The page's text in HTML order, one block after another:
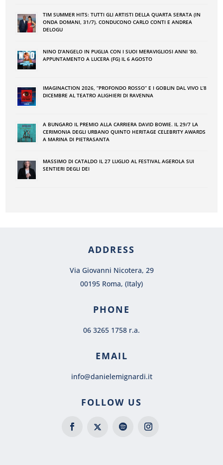
TIM SUMMER HITS: TUTTI GLI ARTISTI DELLA QUARTA SERATA (IN
ONDA DOMANI, 31/7). CONDUCONO CARLO CONTI E ANDREA
DELOGU
NINO DʼANGELO IN PUGLIA CON I SUOI MERAVIGLIOSI ANNI ʼ80.
APPUNTAMENTO A LUCERA (FG) IL 6 AGOSTO
IMAGINACTION 2026, “PROFONDO ROSSO” E I GOBLIN DAL VIVO L’8
DICEMBRE AL TEATRO ALIGHIERI DI RAVENNA
A BUNGARO IL PREMIO ALLA CARRIERA DAVID BOWIE. IL 29/7 LA
CERIMONIA DEGLI URBANO QUINTO HERITAGE CELEBRITY AWARDS
A MARINA DI PIETRASANTA
MASSIMO DI CATALDO IL 27 LUGLIO AL FESTIVAL AGEROLA SUI
SENTIERI DEGLI DEI
ADDRESS
Via Giovanni Nicotera, 29
00195 Roma, (Italy)
PHONE
06 3265 1758 r.a.
EMAIL
info@danielemignardi.it
FOLLOW US